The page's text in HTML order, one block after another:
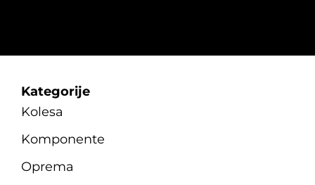
Kategorije
Kolesa
Komponente
Oprema